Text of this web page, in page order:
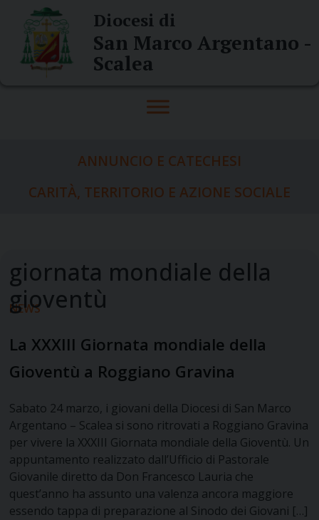
content
Diocesi di
San Marco Argentano -
Scalea
ANNUNCIO E CATECHESI
CARITÀ, TERRITORIO E AZIONE SOCIALE
NEWS
La XXXIII Giornata mondiale della
Gioventù a Roggiano Gravina
Sabato 24 marzo, i giovani della Diocesi di San Marco
Argentano – Scalea si sono ritrovati a Roggiano Gravina
per vivere la XXXIII Giornata mondiale della Gioventù. Un
appuntamento realizzato dall’Ufficio di Pastorale
Giovanile diretto da Don Francesco Lauria che
quest’anno ha assunto una valenza ancora maggiore
essendo tappa di preparazione al Sinodo dei Giovani […]